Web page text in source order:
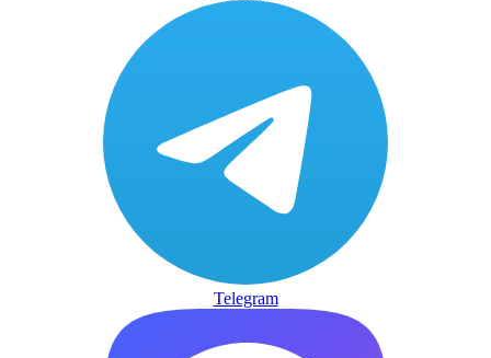
Telegram